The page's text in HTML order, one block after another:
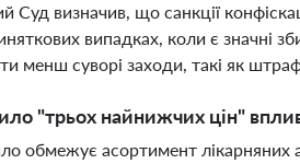
Суд визначив, що санкції
випадках, коли є значні
менш суворі заходи, такі як
"трьох найнижчих цін"
обмежує асортимент